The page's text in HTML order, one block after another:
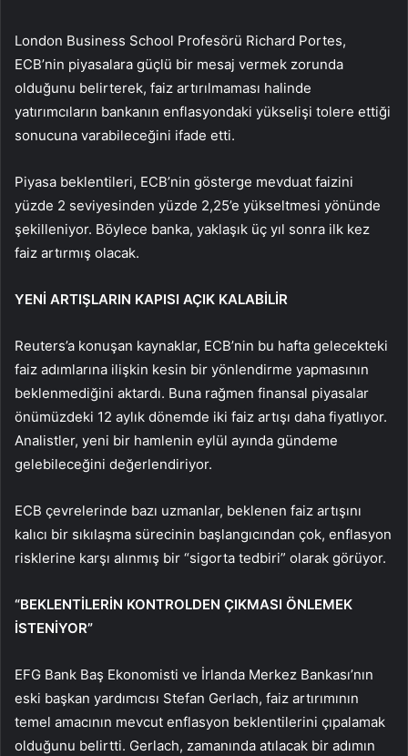
London Business School Profesörü Richard Portes,
ECB’nin piyasalara güçlü bir mesaj vermek zorunda
olduğunu belirterek, faiz artırılmaması halinde
yatırımcıların bankanın enflasyondaki yükselişi tolere ettiği
sonucuna varabileceğini ifade etti.
Piyasa beklentileri, ECB’nin gösterge mevduat faizini
yüzde 2 seviyesinden yüzde 2,25’e yükseltmesi yönünde
şekilleniyor. Böylece banka, yaklaşık üç yıl sonra ilk kez
faiz artırmış olacak.
YENİ ARTIŞLARIN KAPISI AÇIK KALABİLİR
Reuters’a konuşan kaynaklar, ECB’nin bu hafta gelecekteki
faiz adımlarına ilişkin kesin bir yönlendirme yapmasının
beklenmediğini aktardı. Buna rağmen finansal piyasalar
önümüzdeki 12 aylık dönemde iki faiz artışı daha fiyatlıyor.
Analistler, yeni bir hamlenin eylül ayında gündeme
gelebileceğini değerlendiriyor.
ECB çevrelerinde bazı uzmanlar, beklenen faiz artışını
kalıcı bir sıkılaşma sürecinin başlangıcından çok, enflasyon
risklerine karşı alınmış bir “sigorta tedbiri” olarak görüyor.
“BEKLENTİLERİN KONTROLDEN ÇIKMASI ÖNLEMEK
İSTENİYOR”
EFG Bank Baş Ekonomisti ve İrlanda Merkez Bankası’nın
eski başkan yardımcısı Stefan Gerlach, faiz artırımının
temel amacının mevcut enflasyon beklentilerini çıpalamak
olduğunu belirtti. Gerlach, zamanında atılacak bir adımın